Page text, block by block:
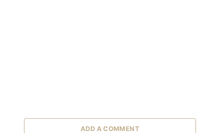
ADD A COMMENT